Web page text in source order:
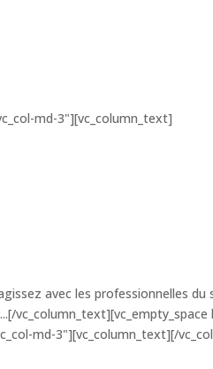
md-3"][vc_column_text]
avec les professionnelles du
md-3"][vc_column_text][/